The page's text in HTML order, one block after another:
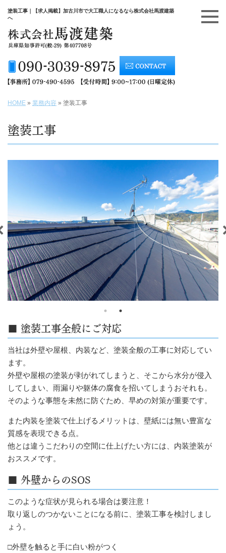
塗装工事｜【求人掲載】加古川市で大工職人になるなら株式会社馬渡建築
へ
HOME » 業務内容 » 塗装工事
塗装工事
■ 塗装工事全般にご対応
当社は外壁や屋根、内装など、塗装全般の工事に対応してい
ます。
外壁や屋根の塗装が剥がれてしまうと、そこから水分が侵入
してしまい、雨漏りや躯体の腐食を招いてしまうおそれも。
そのような事態を未然に防ぐため、早めの対策が重要です。
また内装を塗装で仕上げるメリットは、壁紙には無い豊富な
質感を表現できる点。
他とは違うこだわりの空間に仕上げたい方には、内装塗装が
おススメです。
■ 外壁からのSOS
このような症状が見られる場合は要注意！
取り返しのつかないことになる前に、塗装工事を検討しまし
ょう。
□外壁を触ると手に白い粉がつく